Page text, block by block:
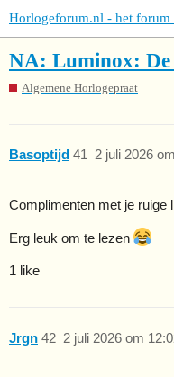
Horlogeforum.nl - het
NA: Luminox:
Algemene Horlogepraat
Basoptijd 2 juli 2026
41
Complimenten met je ruige
Erg leuk om te lezen
1 like
Jrgn 2 juli 2026 om
42